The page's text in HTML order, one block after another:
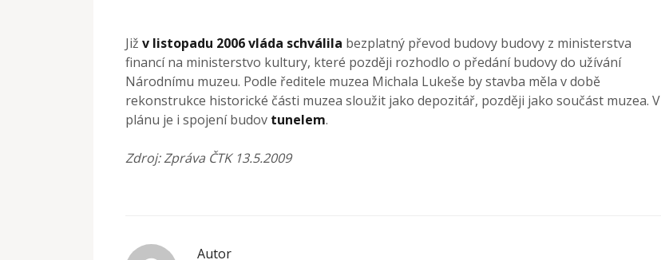
Již v listopadu 2006 vláda schválila bezplatný převod budovy budovy z ministerstva
financí na ministerstvo kultury, které později rozhodlo o předání budovy do užívání
Národnímu muzeu. Podle ředitele muzea Michala Lukeše by stavba měla v době
rekonstrukce historické části muzea sloužit jako depozitář, později jako součást muzea. V
plánu je i spojení budov tunelem.
Zdroj: Zpráva ČTK 13.5.2009
Autor